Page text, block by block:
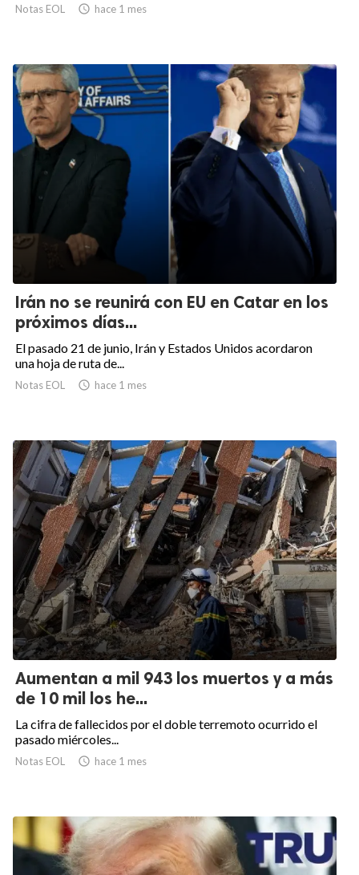
Notas EOL  hace 1 mes
Irán no se reunirá con EU en Catar en los
próximos días...
El pasado 21 de junio, Irán y Estados Unidos acordaron
una hoja de ruta de...
Notas EOL  hace 1 mes
Aumentan a mil 943 los muertos y a más
de 10 mil los he...
La cifra de fallecidos por el doble terremoto ocurrido el
pasado miércoles...
Notas EOL  hace 1 mes